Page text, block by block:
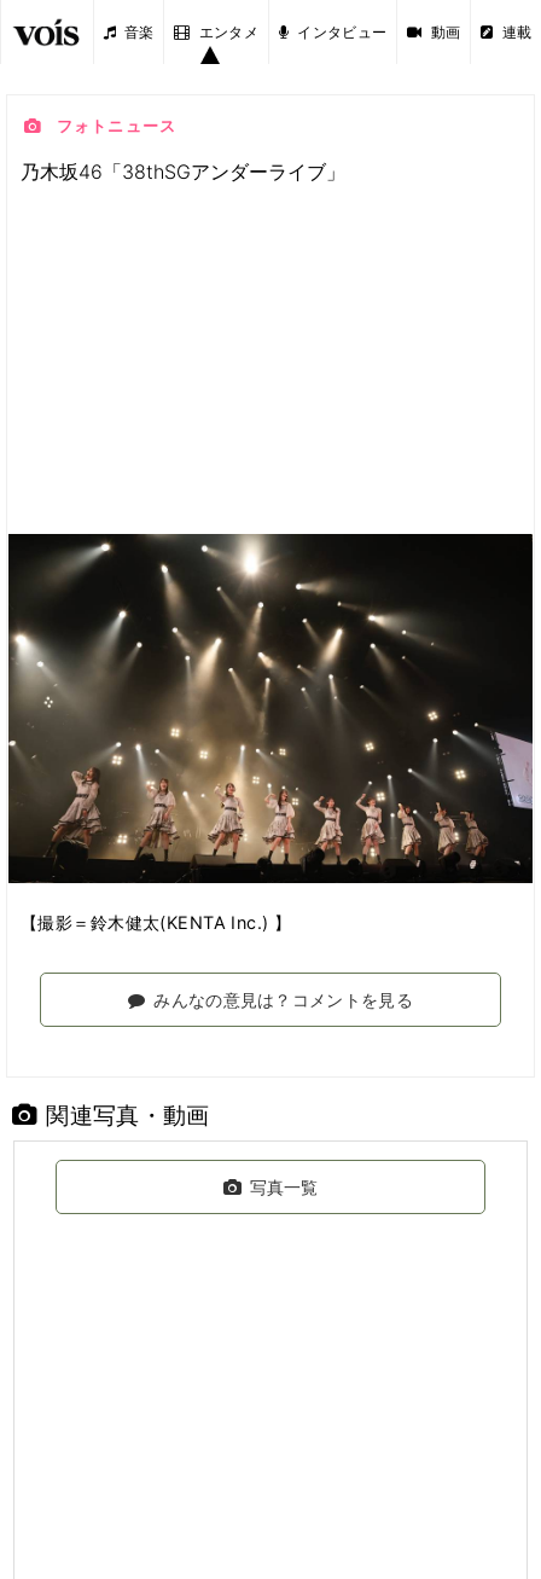
音楽 エンタメ インタビュー 動画 連載
フォトニュース
乃木坂46「38thSGアンダーライブ」
【撮影＝鈴木健太(KENTA Inc.) 】
みんなの意見は？コメントを見る
関連写真・動画
写真一覧